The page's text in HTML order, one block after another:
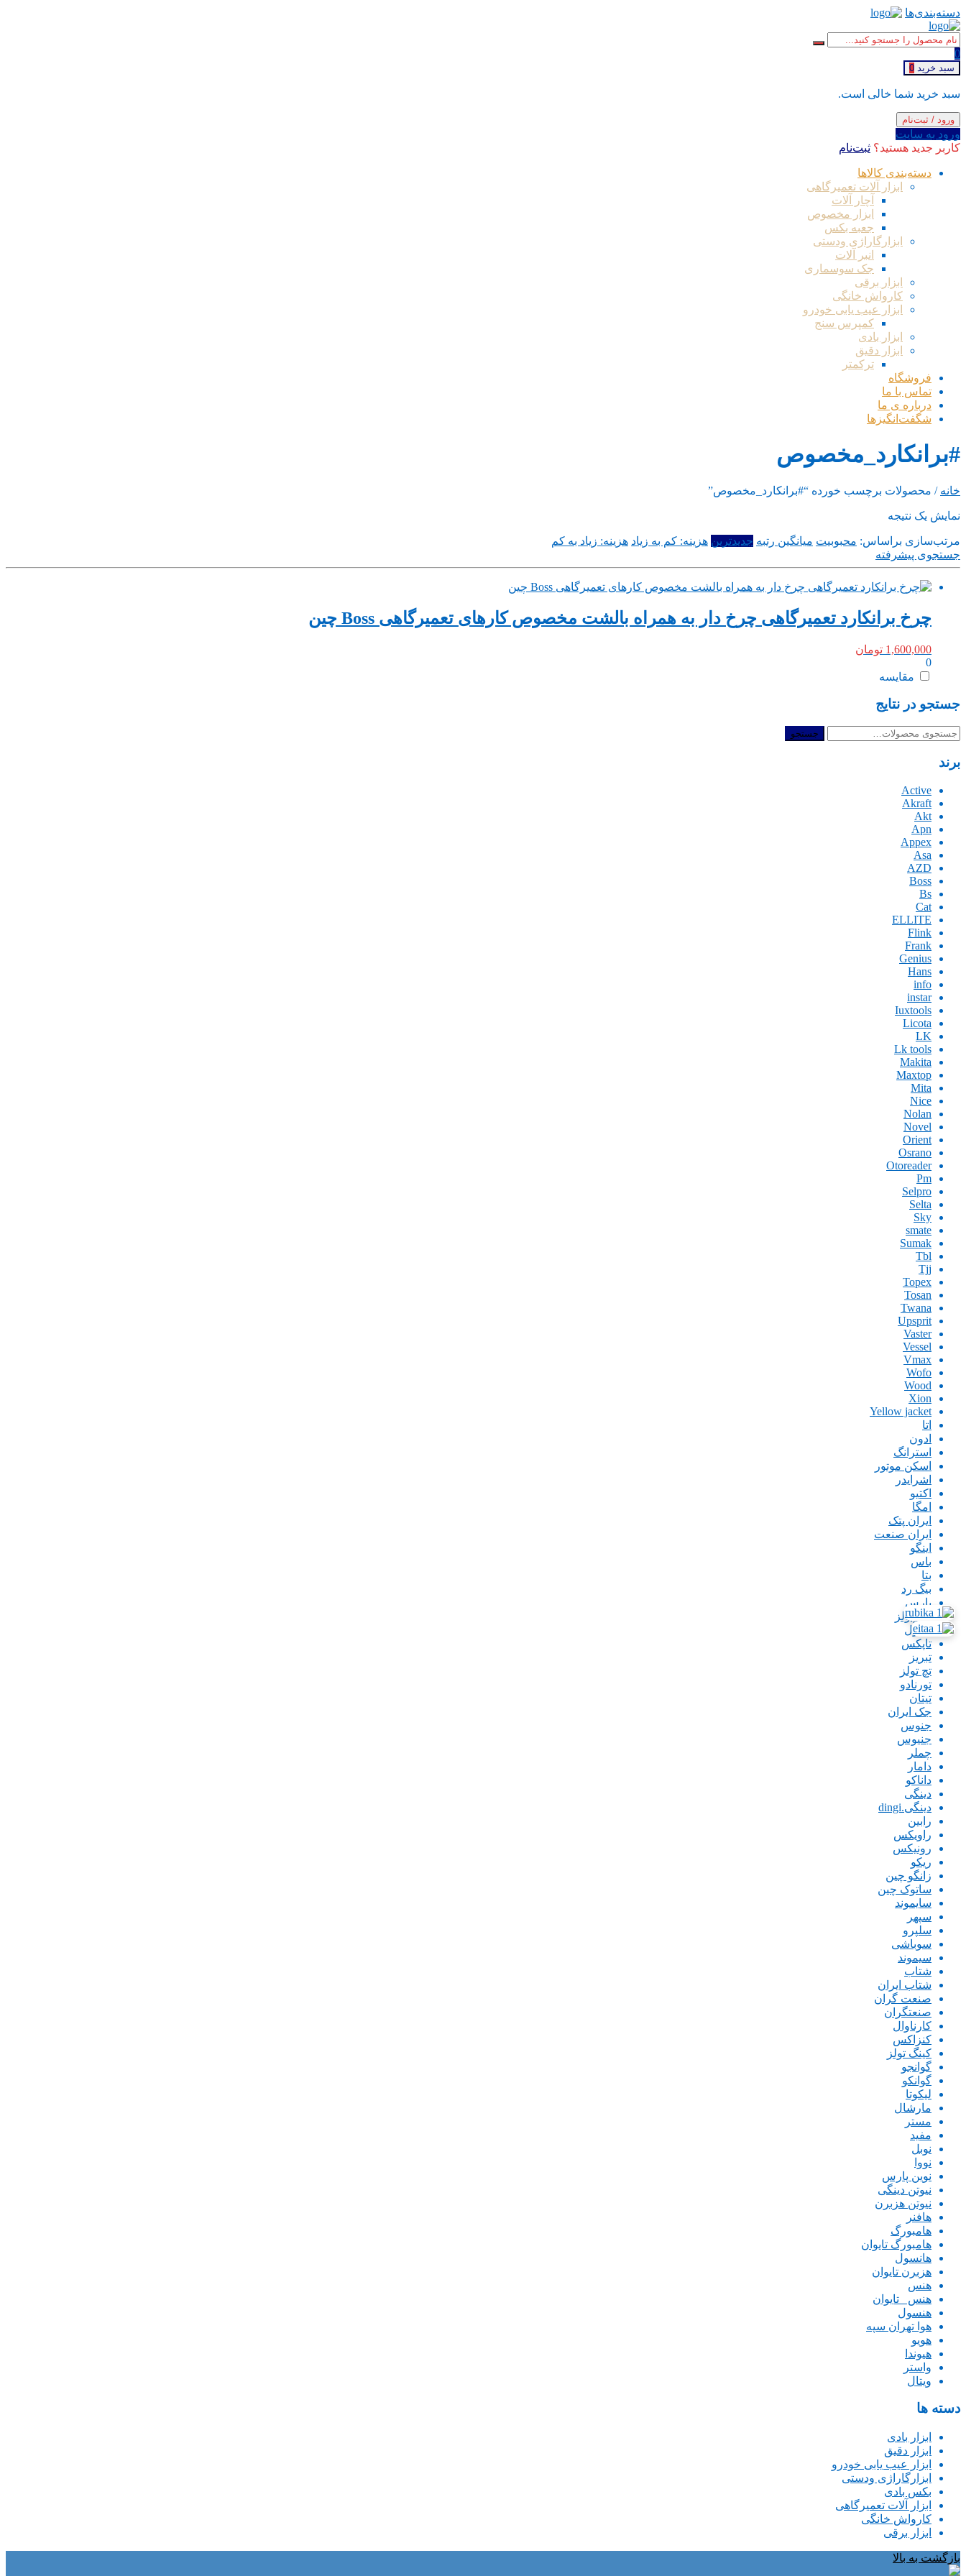
دسته‌بندی‌ها
0
سبد خرید 0
سبد خرید شما خالی است.
ورود / ثبت‌نام
ورود به سایت
کاربر جدید هستید؟ ثبت‌نام
دسته‌بندی کالاها
ابزار آلات تعمیرگاهی
آچار آلات
ابزار مخصوص
جعبه بکس
ابزارگاراژی ودستی
انبر آلات
جک سوسماری
ابزار برقی
کارواش خانگی
ابزار عیب یابی خودرو
کمپرس سنج
ابزار بادی
ابزار دقیق
ترکمتر
فروشگاه
تماس با ما
درباره ی ما
شگفت‌انگیزها
#برانکارد_مخصوص
خانه / محصولات برچسب خورده “#برانکارد_مخصوص”
نمایش یک نتیجه
مرتب‌سازی براساس: محبوبیت میانگین رتبه جدیدترین هزینه: کم به زیاد هزینه: زیاد به کم
جستجوی پیشرفته
چرخ برانکارد تعمیرگاهی چرخ دار به همراه بالشت مخصوص کارهای تعمیرگاهی Boss چین
1,600,000 تومان
0
مقایسه
جستجو در نتایج
جستجو
جستجو
برند
Active
Akraft
Akt
Apn
Appex
Asa
AZD
Boss
Bs
Cat
ELLITE
Flink
Frank
Genius
Hans
info
instar
Iuxtools
Licota
LK
Lk tools
Makita
Maxtop
Mita
Nice
Nolan
Novel
Orient
Osrano
Otoreader
Pm
Selpro
Selta
Sky
smate
Sumak
Tbl
Tjj
Topex
Tosan
Twana
Upsprit
Vaster
Vessel
Vmax
Wofo
Wood
Xion
Yellow jacket
اتا
ادون
استرانگ
اسکن موتور
اشرایدر
اکتیو
امگا
ایران پتک
ایران صنعت
اینگو
باس
بتا
بیگ رد
پارس
پاورتولز
تاپتول
تاپکس
تبریز
تچ تولز
تورنادو
تیتان
جک ایران
جنوس
جنیوس
چملر
دامار
داناکو
دینگی
دینگی.dingi
رابین
راویکس
رونیکس
ریکو
زانگو چین
ساتوک چین
سایموند
سپهر
سلپرو
سوباشی
سیموند
شتاب
شتاب ایران
صنعت گران
صنعتگران
کارناوال
کنزاکس
کینگ تولز
گوانجو
گوانکو
لیکوتا
مارشال
مستر
مفید
نوبل
نووا
نوین پارس
نیوتن دینگی
نیوتن هزبرن
هافنر
هامبورگ
هامبورگ تایوان
هانسول
هزبرن تایوان
هنس
هنس _تایوان
هنسول
هوا تهران سپه
هویو
هیوندا
واستر
ویتال
دسته ها
ابزار بادی
ابزار دقیق
ابزار عیب یابی خودرو
ابزارگاراژی ودستی
بکس بادی
ابزار آلات تعمیرگاهی
کارواش خانگی
ابزار برقی
بازگشت به بالا